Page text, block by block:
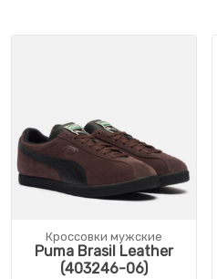
Кроссовки мужские
Puma Brasil Leather
(403246-06)